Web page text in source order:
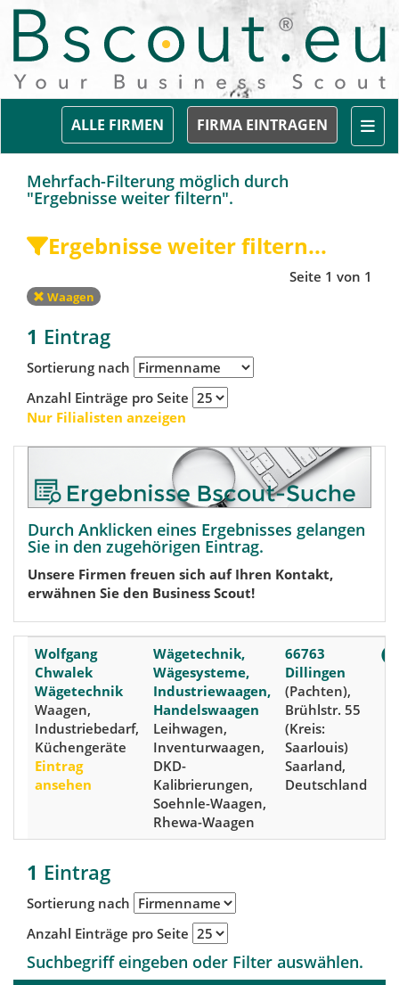
FIRMA EINTRAGEN
ALLE FIRMEN
Mehrfach-Filterung möglich durch
"Ergebnisse weiter filtern".
Ergebnisse weiter filtern...
Seite 1 von 1
Waagen
1 Eintrag
Sortierung nach
Anzahl Einträge pro Seite
Nur Filialisten anzeigen
Durch Anklicken eines Ergebnisses gelangen
Sie in den zugehörigen Eintrag.
Unsere Firmen freuen sich auf Ihren Kontakt,
erwähnen Sie den Business Scout!
Wolfgang
Chwalek
Wägetechnik
Waagen,
Industriebedarf,
Küchengeräte
Eintrag
ansehen
Wägetechnik,
Wägesysteme,
Industriewaagen,
Handelswaagen
Leihwagen,
Inventurwaagen,
DKD-
Kalibrierungen,
Soehnle-Waagen,
Rhewa-Waagen
66763
Dillingen
(Pachten),
Brühlstr. 55
(Kreis:
Saarlouis)
Saarland,
Deutschland
1 Eintrag
Sortierung nach
Anzahl Einträge pro Seite
Suchbegriff eingeben oder Filter auswählen.